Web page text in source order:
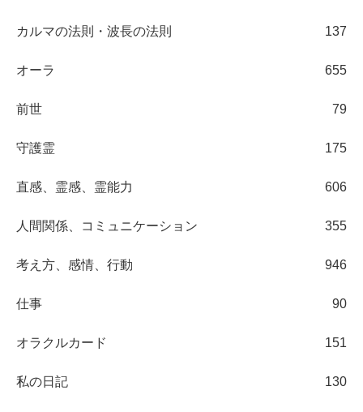
カルマの法則・波長の法則 137
オーラ 655
前世 79
守護霊 175
直感、霊感、霊能力 606
人間関係、コミュニケーション 355
考え方、感情、行動 946
仕事 90
オラクルカード 151
私の日記 130